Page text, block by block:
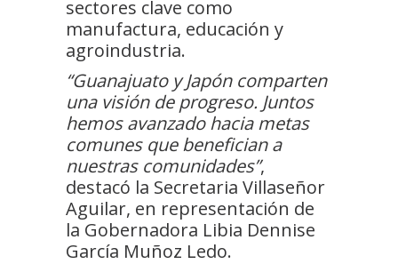
sectores clave como
manufactura, educación y
agroindustria.
“Guanajuato y Japón comparten
una visión de progreso. Juntos
hemos avanzado hacia metas
comunes que benefician a
nuestras comunidades”,
destacó la Secretaria Villaseñor
Aguilar, en representación de
la Gobernadora Libia Dennise
García Muñoz Ledo.